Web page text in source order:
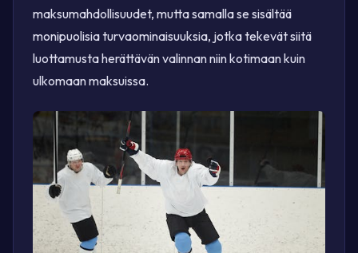
maksumahdollisuudet, mutta samalla se sisältää
monipuolisia turvaominaisuuksia, jotka tekevät siitä
luottamusta herättävän valinnan niin kotimaan kuin
ulkomaan maksuissa.